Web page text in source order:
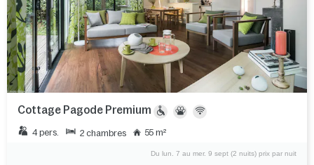
Cottage Pagode Premium
4 pers. 2 chambres 55 m²
Du lun. 7 au mer. 9 sept (2 nuits) prix par nuit